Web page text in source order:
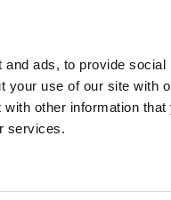
ads, to provide
your use of our site with
other information that
services.
Grill